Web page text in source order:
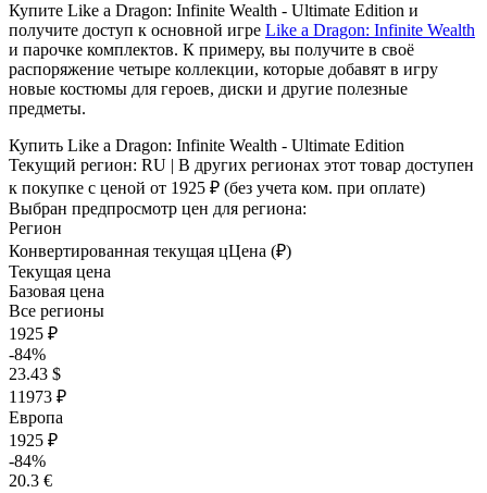
Купите Like a Dragon: Infinite Wealth - Ultimate Edition и
получите доступ к основной игре Like a Dragon: Infinite Wealth
и парочке комплектов. К примеру, вы получите в своё
распоряжение четыре коллекции, которые добавят в игру
новые костюмы для героев, диски и другие полезные
предметы.
Купить Like a Dragon: Infinite Wealth - Ultimate Edition
Текущий регион: RU | В других регионах этот товар доступен
к покупке с ценой от 1925 ₽ (без учета ком. при оплате)
Выбран предпросмотр цен для региона:
Регион
Конвертированная текущая цЦена (₽)
Текущая цена
Базовая цена
Все регионы
1925 ₽
-84%
23.43 $
11973 ₽
Европа
1925 ₽
-84%
20.3 €